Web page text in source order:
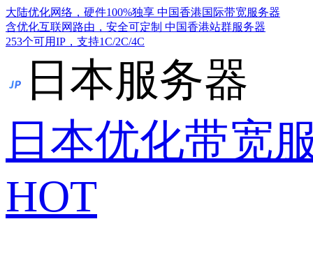
大陆优化网络，硬件100%独享 中国香港国际带宽服务器
含优化互联网路由，安全可定制 中国香港站群服务器
253个可用IP，支持1C/2C/4C
日本服务器
日本优化带宽
HOT